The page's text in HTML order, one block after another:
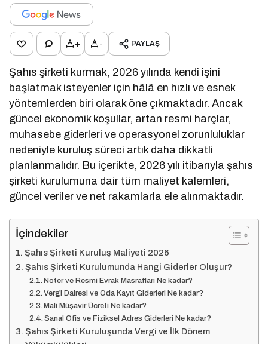
+ - PAYLAŞ
Şahıs şirketi kurmak, 2026 yılında kendi işini
başlatmak isteyenler için hâlâ en hızlı ve esnek
yöntemlerden biri olarak öne çıkmaktadır. Ancak
güncel ekonomik koşullar, artan resmi harçlar,
muhasebe giderleri ve operasyonel zorunluluklar
nedeniyle kuruluş süreci artık daha dikkatli
planlanmalıdır. Bu içerikte, 2026 yılı itibarıyla şahıs
şirketi kurulumuna dair tüm maliyet kalemleri,
güncel veriler ve net rakamlarla ele alınmaktadır.
İçindekiler
Şahıs Şirketi Kuruluş Maliyeti 2026
Şahıs Şirketi Kurulumunda Hangi Giderler Oluşur?
Noter ve Resmi Evrak Masrafları Ne kadar?
Vergi Dairesi ve Oda Kayıt Giderleri Ne kadar?
Mali Müşavir Ücreti Ne kadar?
Sanal Ofis ve Fiziksel Adres Giderleri Ne kadar?
Şahıs Şirketi Kuruluşunda Vergi ve İlk Dönem